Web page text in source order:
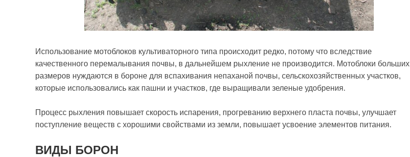
Использование мотоблоков культиваторного типа происходит редко, потому что вследствие
качественного перемалывания почвы, в дальнейшем рыхление не производится. Мотоблоки больших
размеров нуждаются в бороне для вспахивания непаханой почвы, сельскохозяйственных участков,
которые использовались как пашни и участков, где выращивали зеленые удобрения.
Процесс рыхления повышает скорость испарения, прогреванию верхнего пласта почвы, улучшает
поступление веществ с хорошими свойствами из земли, повышает усвоение элементов питания.
ВИДЫ БОРОН